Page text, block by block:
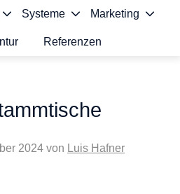
Systeme Marketing
Referenzen
2024 von Luis Hafner